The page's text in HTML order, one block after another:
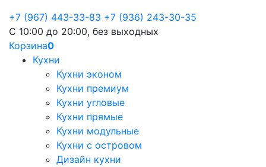
+7 (967) 443-33-83 +7 (936) 243-30-35
С 10:00 до 20:00, без выходных
Корзина0
Кухни
Кухни эконом
Кухни премиум
Кухни угловые
Кухни прямые
Кухни модульные
Кухни с островом
Дизайн кухни